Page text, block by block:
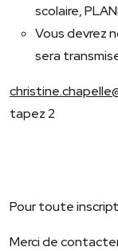
scolaire,
Vous devrez
sera
tapez 2
Pour toute
Merci de